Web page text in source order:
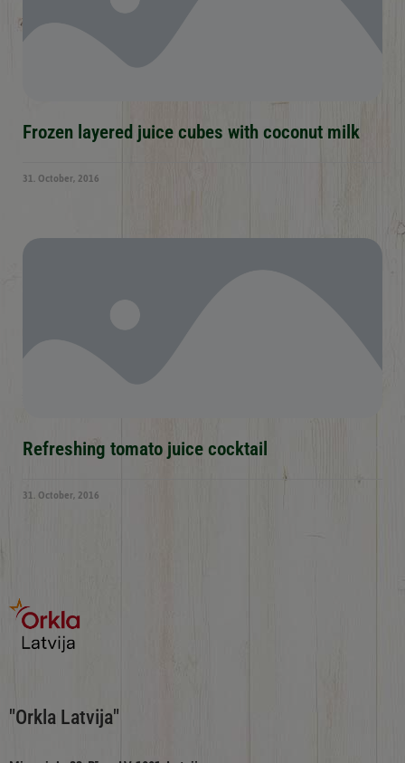
Frozen layered juice cubes with coconut milk
31. October, 2016
Refreshing tomato juice cocktail
31. October, 2016
"Orkla Latvija"